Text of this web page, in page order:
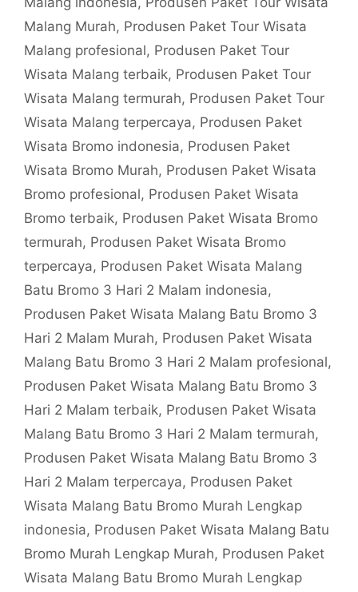
Malang Murah, Produsen Paket Tour Wisata
Malang profesional, Produsen Paket Tour
Wisata Malang terbaik, Produsen Paket Tour
Wisata Malang termurah, Produsen Paket Tour
Wisata Malang terpercaya, Produsen Paket
Wisata Bromo indonesia, Produsen Paket
Wisata Bromo Murah, Produsen Paket Wisata
Bromo profesional, Produsen Paket Wisata
Bromo terbaik, Produsen Paket Wisata Bromo
termurah, Produsen Paket Wisata Bromo
terpercaya, Produsen Paket Wisata Malang
Batu Bromo 3 Hari 2 Malam indonesia,
Produsen Paket Wisata Malang Batu Bromo 3
Hari 2 Malam Murah, Produsen Paket Wisata
Malang Batu Bromo 3 Hari 2 Malam profesional,
Produsen Paket Wisata Malang Batu Bromo 3
Hari 2 Malam terbaik, Produsen Paket Wisata
Malang Batu Bromo 3 Hari 2 Malam termurah,
Produsen Paket Wisata Malang Batu Bromo 3
Hari 2 Malam terpercaya, Produsen Paket
Wisata Malang Batu Bromo Murah Lengkap
indonesia, Produsen Paket Wisata Malang Batu
Bromo Murah Lengkap Murah, Produsen Paket
Wisata Malang Batu Bromo Murah Lengkap